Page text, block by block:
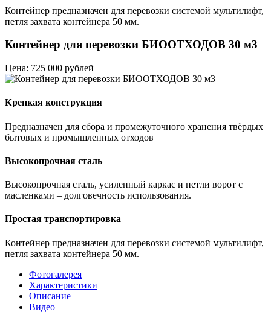
Контейнер предназначен для перевозки системой мультилифт,
петля захвата контейнера 50 мм.
Контейнер для перевозки БИООТХОДОВ 30 м3
Цена: 725 000 рублей
Крепкая конструкция
Предназначен для сбора и промежуточного хранения твёрдых
бытовых и промышленных отходов
Высокопрочная сталь
Высокопрочная сталь, усиленный каркас и петли ворот с
масленками – долговечность использования.
Простая транспортировка
Контейнер предназначен для перевозки системой мультилифт,
петля захвата контейнера 50 мм.
Фотогалерея
Характеристики
Описание
Видео